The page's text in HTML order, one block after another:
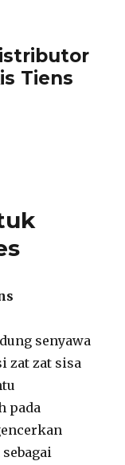
Tiens
senyawa
zat zat sisa
pada